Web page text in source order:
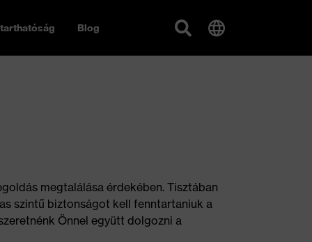
Blog
megtalálása érdekében. Tisztában
szintű biztonságot kell fenntartaniuk a
Önnel együtt dolgozni a